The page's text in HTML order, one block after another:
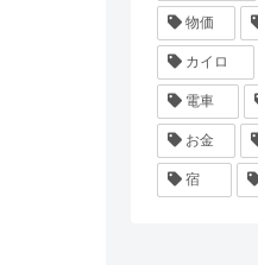
物価
カイロ
電車
お金
宿